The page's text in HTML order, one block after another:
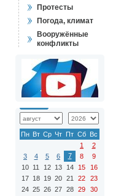
Протесты
Погода, климат
Вооружённые
конфликты
Пн Вт Ср Чт Пт Сб Вс
1
2
3
4 5 6 7 8
9
10 11 12 13 14 15
16
17 18 19 20 21 22
23
24 25 26 27 28 29
30